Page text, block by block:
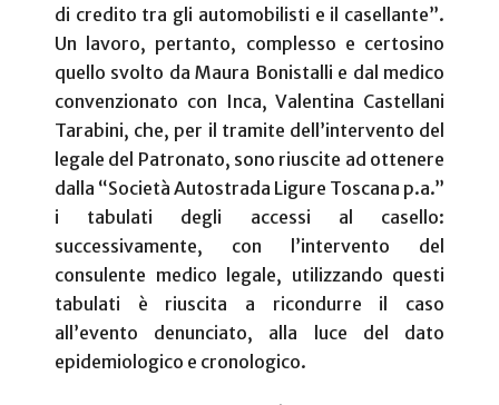
di credito tra gli automobilisti e il casellante”.
Un lavoro, pertanto, complesso e certosino
quello svolto da Maura Bonistalli e dal medico
convenzionato con Inca, Valentina Castellani
Tarabini, che, per il tramite dell’intervento del
legale del Patronato, sono riuscite ad ottenere
dalla “Società Autostrada Ligure Toscana p.a.”
i tabulati degli accessi al casello:
successivamente, con l’intervento del
consulente medico legale, utilizzando questi
tabulati è riuscita a ricondurre il caso
all’evento denunciato, alla luce del dato
epidemiologico e cronologico.